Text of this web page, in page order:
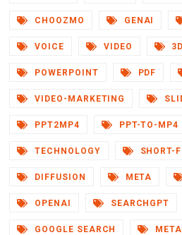
CHOOZMO GENAI
VOICE VIDEO 3D
POWERPOINT PDF
VIDEO-MARKETING
PPT2MP4 PPT-TO-MP4
TECHNOLOGY SHORT-
DIFFUSION META
OPENAI SEARCHGPT
GOOGLE SEARCH